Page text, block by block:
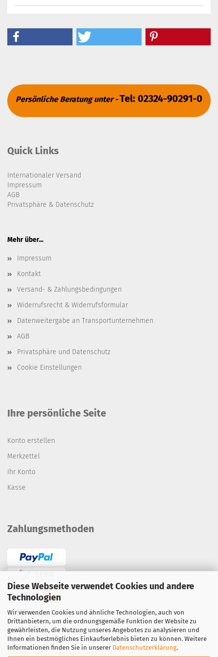
Diese Webseite verwendet Cookies und andere
Technologien
Wir verwenden Cookies und ähnliche Technologien, auch von
Drittanbietern, um die ordnungsgemäße Funktion der Website zu
gewährleisten, die Nutzung unseres Angebotes zu analysieren und
Ihnen ein bestmögliches Einkaufserlebnis bieten zu können. Weitere
Informationen finden Sie in unserer Datenschutzerklärung.
Persönliche Beratung unter -Tel: 02324-90291-0
Quick Links
Internationaler Versand
Impressum
AGB
Privatsphäre & Datenschutz
Mehr über...
Impressum
Kontakt
Versand- & Zahlungsbedingungen
Widerrufsrecht & Widerrufsformular
Datenweitergabe an Transportunternehmen
AGB
Privatsphäre und Datenschutz
Cookie Einstellungen
Ihre persönliche Seite
Konto erstellen
Merkzettel
Ihr Konto
Kasse
Zahlungsmethoden
Überweisung / Vorauskasse
Lastschrift·Kreditkarte
PayPal·